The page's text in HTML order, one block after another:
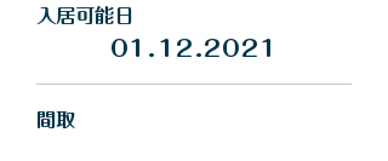
入居可能日
01.12.2021
間取